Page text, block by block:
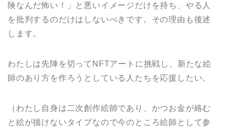
険なんだ怖い！」と悪いイメージだけを持ち、やる人
を批判するのだけはしないべきです。その理由も後述
します。
わたしは先陣を切ってNFTアートに挑戦し、新たな絵
師のあり方を作ろうとしている人たちを応援したい。
（わたし自身は二次創作絵師であり、かつお金が絡む
と絵が描けないタイプなので今のところ絵師として参